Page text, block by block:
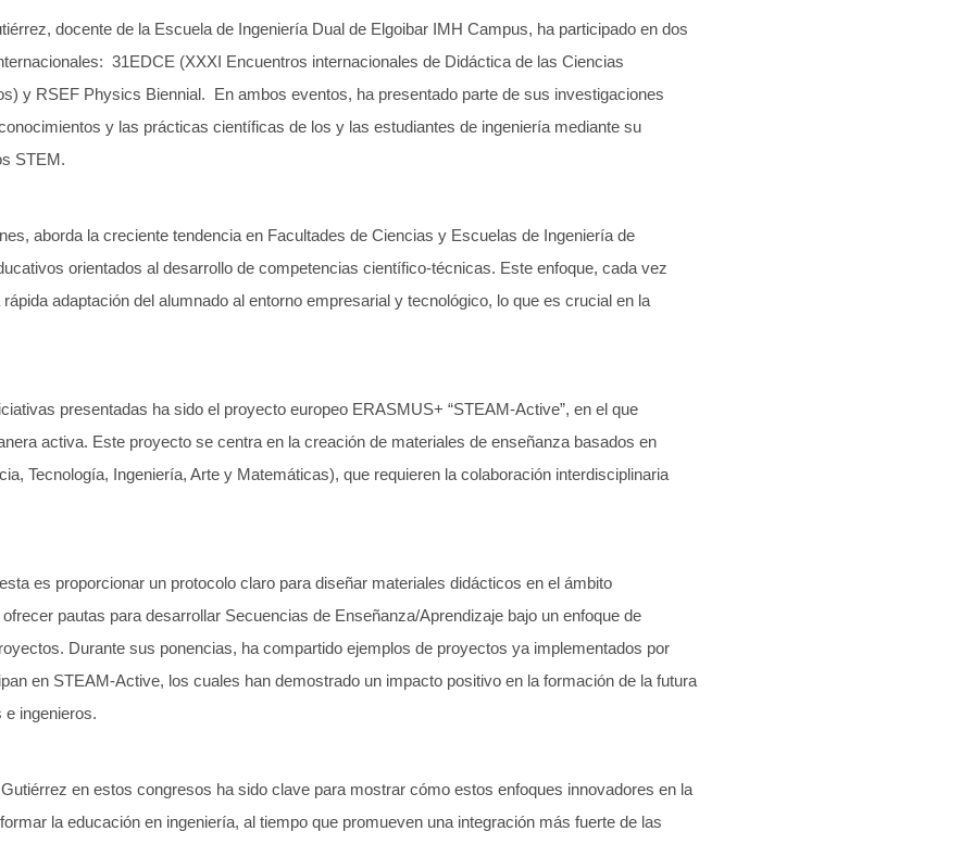
docente de la Escuela de Ingeniería Dual de Elgoibar IMH Campus, ha participado en dos
31EDCE (XXXI Encuentros internacionales de Didáctica de las Ciencias
y RSEF Physics Biennial. En ambos eventos, ha presentado parte de sus investigaciones
y las prácticas científicas de los y las estudiantes de ingeniería mediante su
STEM.
aborda la creciente tendencia en Facultades de Ciencias y Escuelas de Ingeniería de
orientados al desarrollo de competencias científico-técnicas. Este enfoque, cada vez
adaptación del alumnado al entorno empresarial y tecnológico, lo que es crucial en la
presentadas ha sido el proyecto europeo ERASMUS+ “STEAM-Active”, en el que
activa. Este proyecto se centra en la creación de materiales de enseñanza basados en
Tecnología, Ingeniería, Arte y Matemáticas), que requieren la colaboración interdisciplinaria
es proporcionar un protocolo claro para diseñar materiales didácticos en el ámbito
pautas para desarrollar Secuencias de Enseñanza/Aprendizaje bajo un enfoque de
Durante sus ponencias, ha compartido ejemplos de proyectos ya implementados por
en STEAM-Active, los cuales han demostrado un impacto positivo en la formación de la futura
e ingenieros.
en estos congresos ha sido clave para mostrar cómo estos enfoques innovadores en la
la educación en ingeniería, al tiempo que promueven una integración más fuerte de las